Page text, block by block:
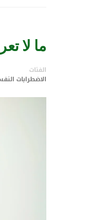
ما لا
الفئات
الاضطرابات